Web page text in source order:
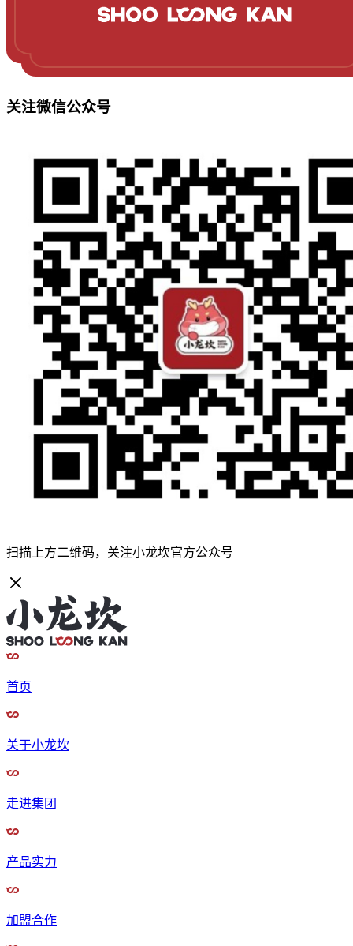
关注微信公众号
扫描上方二维码，关注小龙坎官方公众号
首页
关于小龙坎
走进集团
产品实力
加盟合作